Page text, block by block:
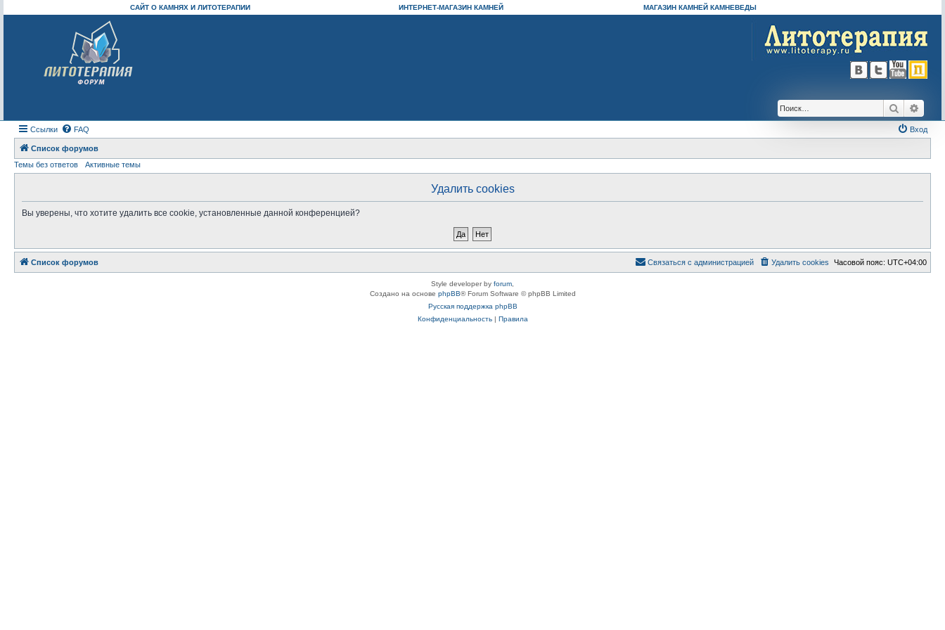
САЙТ О КАМНЯХ И ЛИТОТЕРАПИИ ИНТЕРНЕТ-МАГАЗИН КАМНЕЙ МАГАЗИН КАМНЕЙ КАМНЕВЕДЫ
Поиск
Ссылки FAQ Вход
Список форумов
Темы без ответов
Активные темы
Удалить cookies
Вы уверены, что хотите удалить все cookie, установленные данной конференцией?
Список форумов Часовой пояс: UTC+04:00
Удалить cookies
Связаться с администрацией
Style developer by forum
Создано на основе phpBB® Forum Software © phpBB Limited
Русская поддержка phpBB
Конфиденциальность| Правила